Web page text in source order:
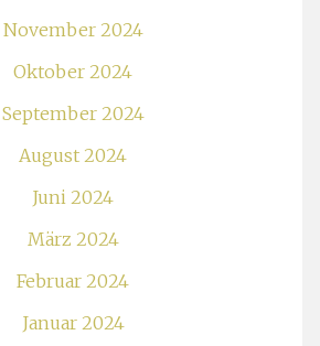
November 2024
Oktober 2024
September 2024
August 2024
Juni 2024
März 2024
Februar 2024
Januar 2024